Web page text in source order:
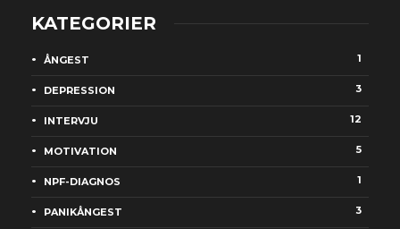
KATEGORIER
ÅNGEST 1
DEPRESSION 3
INTERVJU 12
MOTIVATION 5
NPF-DIAGNOS 1
PANIKÅNGEST 3